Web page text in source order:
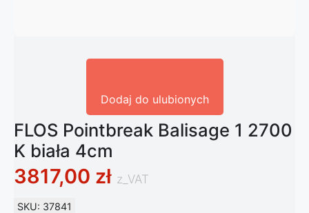
Dodaj do ulubionych
FLOS Pointbreak Balisage 1 2700
K biała 4cm
3817,00 zł z_VAT
SKU: 37841